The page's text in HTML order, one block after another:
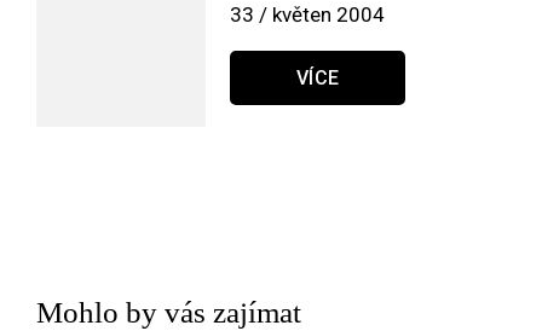
33 / květen 2004
VÍCE
Mohlo by vás zajímat